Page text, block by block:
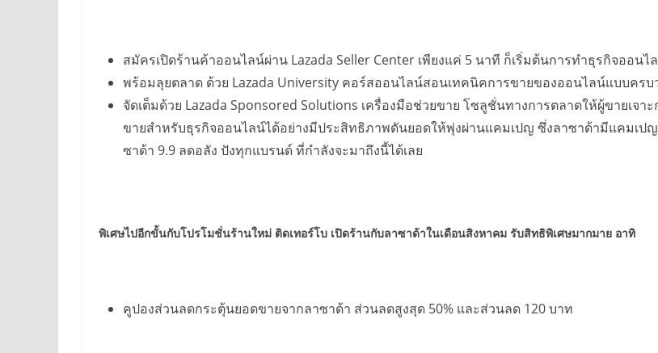
สมัครเปิดร้านค้าออนไลน์ผ่าน Lazada Seller Center เพียงแค่ 5 นาที ก็เริ่มต้นการทำธุรกิจออน
พร้อมลุยตลาด ด้วย Lazada University คอร์สออนไลน์สอนเทคนิคการขายของออนไลน์แบบครบ
จัดเต็มด้วย Lazada Sponsored Solutions เครื่องมือช่วยขาย โซลูชั่นทางการตลาดให้ผู้ขายเจ
ขายสำหรับธุรกิจออนไลน์ได้อย่างมีประสิทธิภาพดันยอดให้พุ่งผ่านแคมเปญ ซึ่งลาซาด้ามีแคมเป
ซาด้า 9.9 ลดอลัง ปังทุกแบรนด์ ที่กำลังจะมาถึงนี้ได้เลย
พิเศษไปอีกขั้นกับโปรโมชั่นร้านใหม่ ติดเทอร์โบ เปิดร้านกับลาซาด้าในเดือนสิงหาคม รับสิทธิพิเศษมากมาย อาทิ
คูปองส่วนลดกระตุ้นยอดขายจากลาซาด้า ส่วนลดสูงสุด 50% และส่วนลด 120 บาท